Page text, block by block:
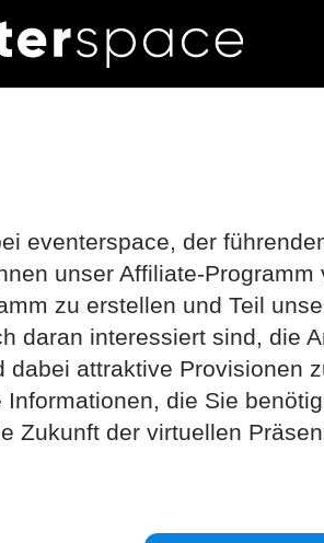
eventerspace, der
unser Affiliate-
zu erstellen und Teil
daran interessiert sind, die
dabei attraktive Provisionen
Informationen, die Sie
Zukunft der virtuellen